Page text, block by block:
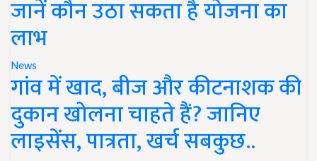
जानें कौन उठा सकता है योजना का
लाभ
News
गांव में खाद, बीज और कीटनाशक की
दुकान खोलना चाहते हैं? जानिए
लाइसेंस, पात्रता, खर्च सबकुछ..